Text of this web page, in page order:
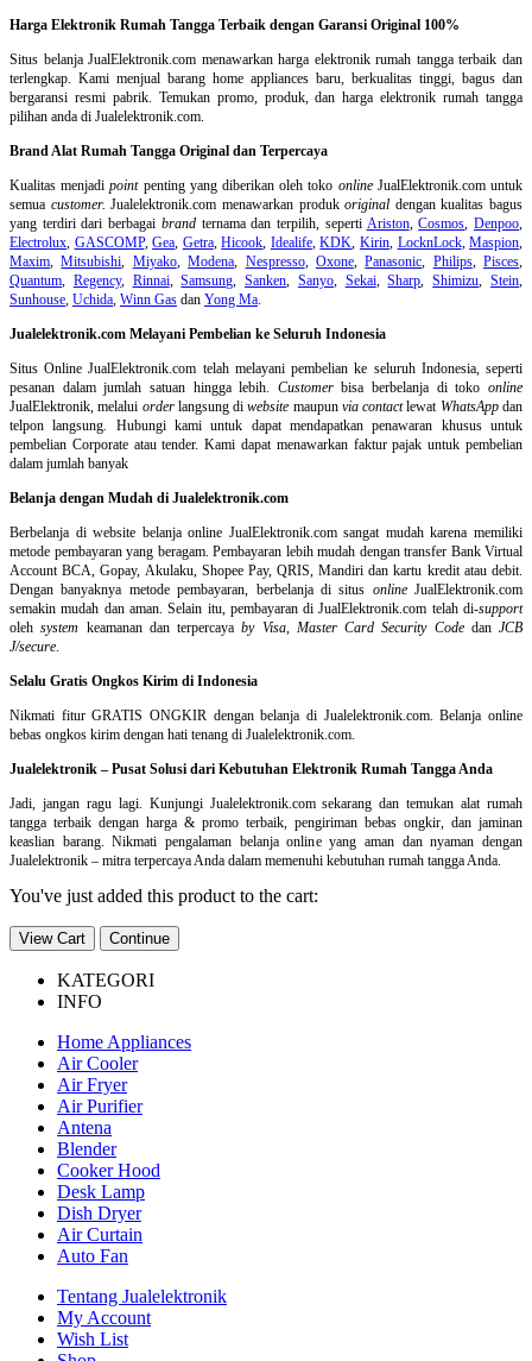
Harga Elektronik Rumah Tangga Terbaik dengan Garansi Original 100%
Situs belanjaJualElektronik.com menawarkan harga elektronik rumah tangga terbaik dan
terlengkap. Kami menjual barang home appliances baru, berkualitas tinggi, bagus dan
bergaransi resmi pabrik. Temukan promo, produk, dan harga elektronik rumah tangga
pilihan anda di Jualelektronik.com.
Brand Alat Rumah Tangga Original dan Terpercaya
Kualitas menjadipointpenting yang diberikan oleh toko onlineJualElektronik.com untuk
semua customer. Jualelektronik.com menawarkan produkoriginal dengan kualitas bagus
yang terdiri dari berbagai brandternama dan terpilih, seperti Ariston,Cosmos,Denpoo,
Electrolux, GASCOMP,Gea, Getra,Hicook, Idealife,KDK, Kirin, LocknLock,Maspion,
Maxim,Mitsubishi, Miyako,Modena, Nespresso, Oxone,Panasonic, Philips, Pisces,
Quantum, Regency, Rinnai,Samsung,Sanken, Sanyo, Sekai,Sharp,Shimizu,Stein,
Sunhouse, Uchida, Winn Gas dan Yong Ma.
Jualelektronik.com Melayani Pembelian ke Seluruh Indonesia
Situs Online JualElektronik.com telah melayani pembelian ke seluruh Indonesia, seperti
pesanan dalam jumlah satuan hingga lebih. Customerbisa berbelanja di tokoonline
JualElektronik, melalui orderlangsung diwebsite maupun via contactlewat WhatsAppdan
telpon langsung. Hubungi kami untuk dapat mendapatkan penawaran khusus untuk
pembelian Corporate atau tender. Kami dapat menawarkan faktur pajak untuk pembelian
dalam jumlah banyak
Belanja dengan Mudah di Jualelektronik.com
Berbelanja diwebsite belanja online JualElektronik.com sangat mudah karena memiliki
metode pembayaran yang beragam. Pembayaran lebih mudah dengan transfer Bank Virtual
Account BCA, Gopay, Akulaku, Shopee Pay, QRIS, Mandiri dan kartu kredit atau debit.
Dengan banyaknya metode pembayaran, berbelanja di situs onlineJualElektronik.com
semakin mudah dan aman. Selain itu, pembayaran di JualElektronik.com telah di-support
olehsystem keamanan dan terpercayaby Visa, Master Card Security Codedan JCB
J/secure.
Selalu Gratis Ongkos Kirim di Indonesia
Nikmati fitur GRATIS ONGKIR dengan belanja di Jualelektronik.com. Belanja online
bebas ongkos kirim dengan hati tenang di Jualelektronik.com.
Jualelektronik – Pusat Solusi dari Kebutuhan Elektronik Rumah Tangga Anda
Jadi, jangan ragu lagi. Kunjungi Jualelektronik.com sekarang dan temukan alat rumah
tangga terbaik dengan harga & promo terbaik, pengiriman bebas ongkir, dan jaminan
keaslian barang. Nikmati pengalaman belanja online yang aman dan nyaman dengan
Jualelektronik – mitra terpercaya Anda dalam memenuhi kebutuhan rumah tangga Anda.
You've just added this product to the cart:
View Cart Continue
KATEGORI
INFO
Home Appliances
Air Cooler
Air Fryer
Air Purifier
Antena
Blender
Cooker Hood
Desk Lamp
Dish Dryer
Air Curtain
Auto Fan
Tentang Jualelektronik
My Account
Wish List